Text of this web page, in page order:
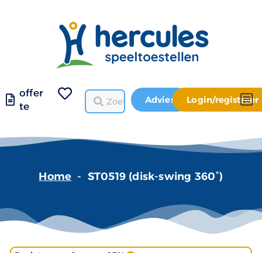
offer
te
Advies Login/registreer
Home - ST0519 (disk-swing 360°)